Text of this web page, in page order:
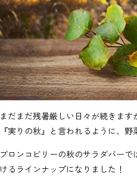
まだまだ残暑厳しい日々が続きま
『実りの秋』と言われるように、
ブロンコビリーの秋のサラダバー
けるラインナップになりました！